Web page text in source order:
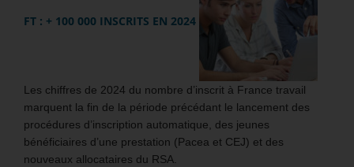
FT : + 100 000 INSCRITS EN 2024
Les chiffres de 2024 du nombre d’inscrit à France travail
marquent la fin de la période précédant le lancement des
procédures d’inscription automatique, des jeunes
bénéficiaires d’une prestation (Pacea et CEJ) et des
nouveaux allocataires du RSA.